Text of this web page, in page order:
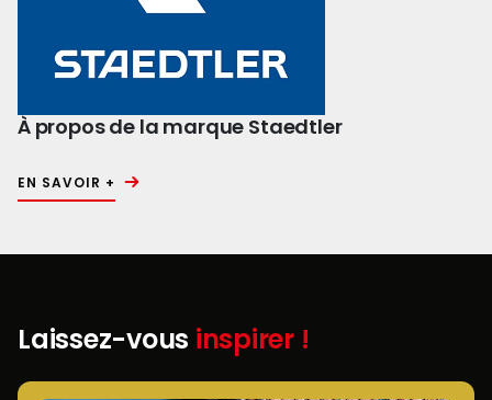
À propos de la marque Staedtler
EN SAVOIR +
Laissez-vous inspirer !